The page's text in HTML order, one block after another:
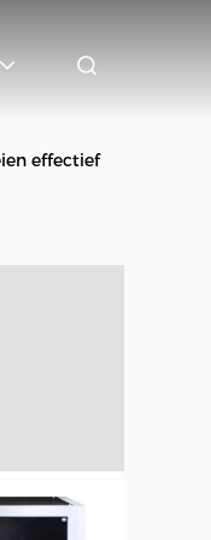
effectief